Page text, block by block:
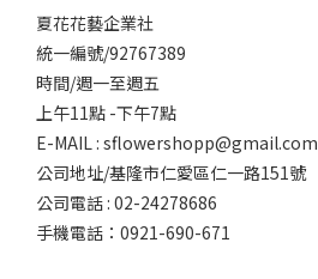
夏花花藝企業社
統一編號/92767389
時間/週一至週五
上午11點 -下午7點
E-MAIL : sflowershopp@gmail.com
公司地址/基隆市仁愛區仁一路151號
公司電話 : 02-24278686
手機電話：0921-690-671